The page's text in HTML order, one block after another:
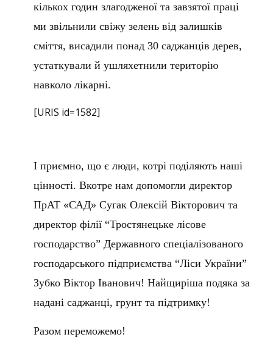
кількох годин злагодженої та завзятої праці
ми звільнили свіжу зелень від залишків
сміття, висадили понад 30 саджанців дерев,
устаткували й ушляхетнили територію
навколо лікарні.
[URIS id=1582]
І приємно, що є люди, котрі поділяють наші
цінності. Вкотре нам допомогли директор
ПрАТ «САД» Сугак Олексій Вікторович та
директор філії “Тростянецьке лісове
господарство” Державного спеціалізованого
господарського підприємства “Ліси України”
Зубко Віктор Іванович! Найщиріша подяка за
надані саджанці, грунт та підтримку!
Разом переможемо!